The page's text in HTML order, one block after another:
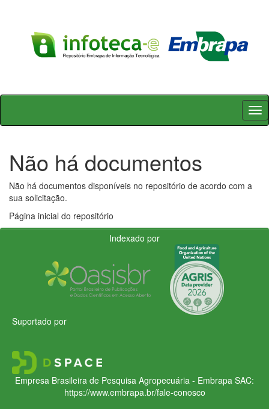
Skip
Não há documentos
Não há documentos disponíveis no repositório de acordo com a
sua solicitação.
Página inicial do repositório
Indexado por
Suportado por
Empresa Brasileira de Pesquisa Agropecuária - Embrapa SAC:
https://www.embrapa.br/fale-conosco